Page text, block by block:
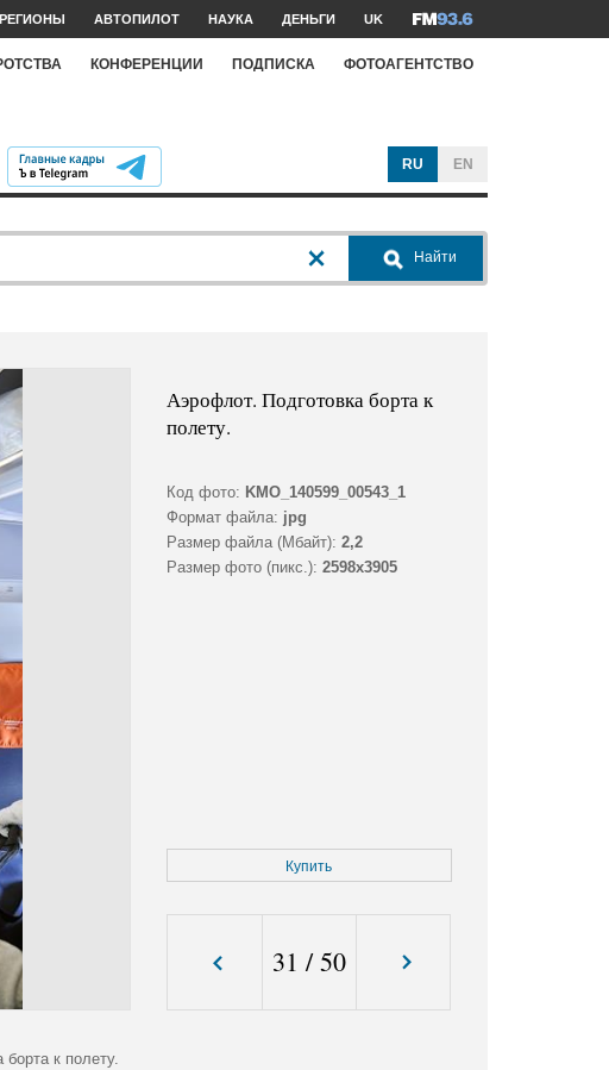
РЕГИОНЫ АВТОПИЛОТ НАУКА ДЕНЬГИ UK
КОНФЕРЕНЦИИ ПОДПИСКА ФОТОАГЕНТСТВО
RU EN
Найти
Аэрофлот. Подготовка борта к
полету.
Код фото: KMO_140599_00543_1
Формат файла: jpg
Размер файла (Мбайт): 2,2
Размер фото (пикс.): 2598x3905
Купить
31 /50
к полету.